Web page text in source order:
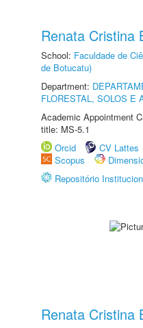
Renata Cristina
School: Faculdade de
de Botucatu)
Department:
FLORESTAL, SOLOS E
Academic Appointment
title: MS-5.1
Orcid
CV Lattes
Scopus
Repositório
Renata Cristina